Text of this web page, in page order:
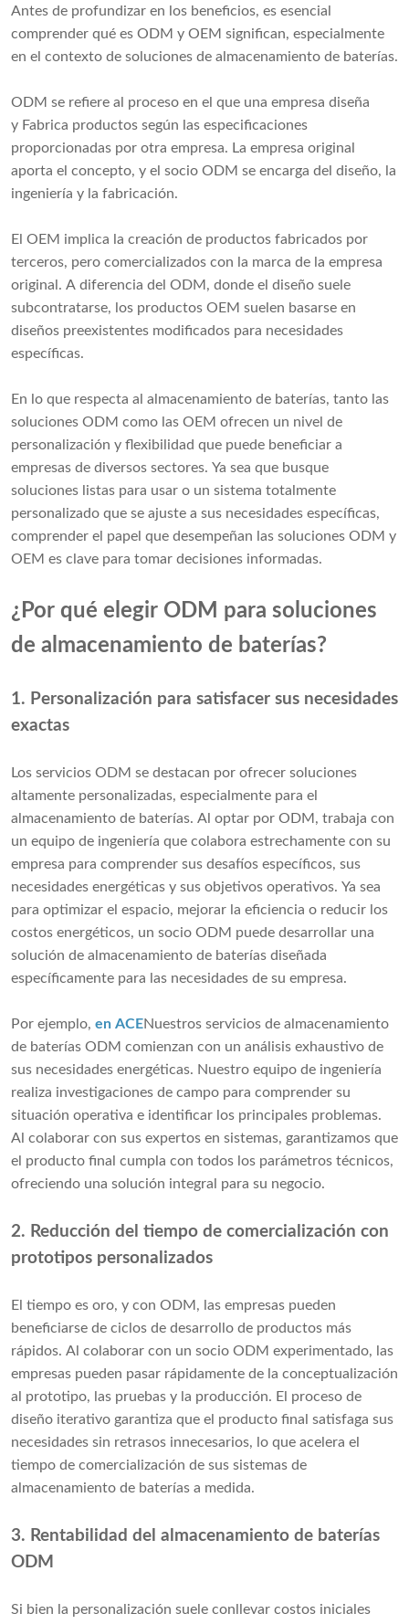
Antes de profundizar en los beneficios, es esencial
comprender qué es ODM y OEM significan, especialmente
en el contexto de soluciones de almacenamiento de baterías.
ODM se refiere al proceso en el que una empresa diseña
y Fabrica productos según las especificaciones
proporcionadas por otra empresa. La empresa original
aporta el concepto, y el socio ODM se encarga del diseño, la
ingeniería y la fabricación.
El OEM implica la creación de productos fabricados por
terceros, pero comercializados con la marca de la empresa
original. A diferencia del ODM, donde el diseño suele
subcontratarse, los productos OEM suelen basarse en
diseños preexistentes modificados para necesidades
específicas.
En lo que respecta al almacenamiento de baterías, tanto las
soluciones ODM como las OEM ofrecen un nivel de
personalización y flexibilidad que puede beneficiar a
empresas de diversos sectores. Ya sea que busque
soluciones listas para usar o un sistema totalmente
personalizado que se ajuste a sus necesidades específicas,
comprender el papel que desempeñan las soluciones ODM y
OEM es clave para tomar decisiones informadas.
¿Por qué elegir ODM para soluciones
de almacenamiento de baterías?
1. Personalización para satisfacer sus necesidades
exactas
Los servicios ODM se destacan por ofrecer soluciones
altamente personalizadas, especialmente para el
almacenamiento de baterías. Al optar por ODM, trabaja con
un equipo de ingeniería que colabora estrechamente con su
empresa para comprender sus desafíos específicos, sus
necesidades energéticas y sus objetivos operativos. Ya sea
para optimizar el espacio, mejorar la eficiencia o reducir los
costos energéticos, un socio ODM puede desarrollar una
solución de almacenamiento de baterías diseñada
específicamente para las necesidades de su empresa.
Por ejemplo, en ACENuestros servicios de almacenamiento
de baterías ODM comienzan con un análisis exhaustivo de
sus necesidades energéticas. Nuestro equipo de ingeniería
realiza investigaciones de campo para comprender su
situación operativa e identificar los principales problemas.
Al colaborar con sus expertos en sistemas, garantizamos que
el producto final cumpla con todos los parámetros técnicos,
ofreciendo una solución integral para su negocio.
2. Reducción del tiempo de comercialización con
prototipos personalizados
El tiempo es oro, y con ODM, las empresas pueden
beneficiarse de ciclos de desarrollo de productos más
rápidos. Al colaborar con un socio ODM experimentado, las
empresas pueden pasar rápidamente de la conceptualización
al prototipo, las pruebas y la producción. El proceso de
diseño iterativo garantiza que el producto final satisfaga sus
necesidades sin retrasos innecesarios, lo que acelera el
tiempo de comercialización de sus sistemas de
almacenamiento de baterías a medida.
3. Rentabilidad del almacenamiento de baterías
ODM
Si bien la personalización suele conllevar costos iniciales